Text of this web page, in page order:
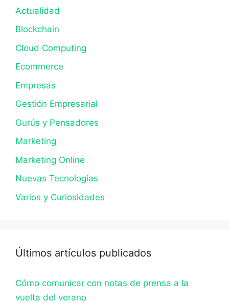
Actualidad
Blockchain
Cloud Computing
Ecommerce
Empresas
Gestión Empresarial
Gurús y Pensadores
Marketing
Marketing Online
Nuevas Tecnologías
Varios y Curiosidades
Últimos artículos publicados
Cómo comunicar con notas de prensa a la
vuelta del verano